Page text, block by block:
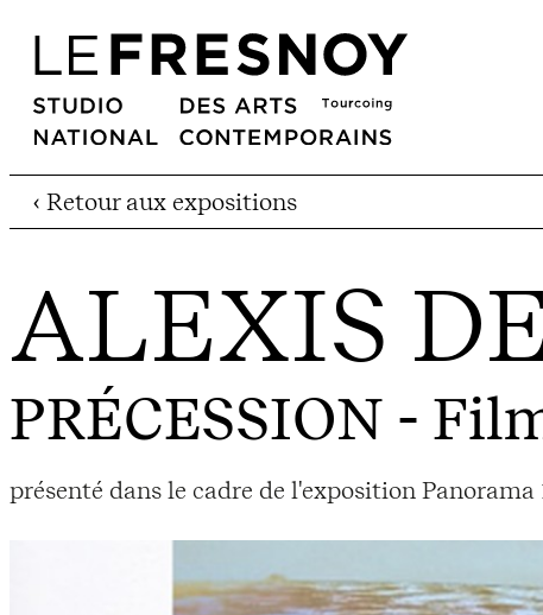
‹ Retour aux expositions
ALEXIS
PRÉCESSION -
présenté dans le cadre de l'exposition